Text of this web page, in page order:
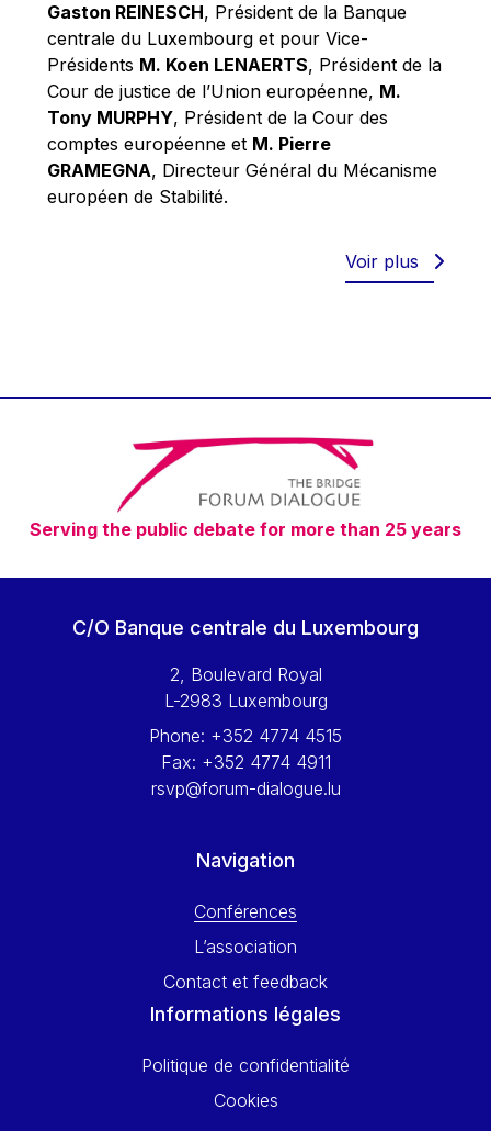
Patrizia Nanz
Philippe Maystadt
Pierre Gramegna
Richard Pelly
Robert Goebbels
Robert REYNDERS
Timothy Radcliffe
Vaclav Klaus
Vassilios Skouris
Vítor Manuel da Silva Caldeira
Viviane Reding
Walter Hagg
Wolfgang Ketterle
Yossi Beillin
Yves FRANCHET
Gaston REINESCH, Président de la Banque
centrale du Luxembourg et pour Vice-
Présidents M. Koen LENAERTS, Président de la
Cour de justice de l’Union européenne, M.
Tony MURPHY, Président de la Cour des
comptes européenne et M. Pierre
GRAMEGNA, Directeur Général du Mécanisme
européen de Stabilité.
Voir plus
Serving the public debate for more than 25 years
C/O Banque centrale du Luxembourg
2, Boulevard Royal
L-2983 Luxembourg
Phone: +352 4774 4515
Fax: +352 4774 4911
rsvp@forum-dialogue.lu
Navigation
Conférences
L’association
Contact et feedback
Informations légales
Politique de confidentialité
Cookies